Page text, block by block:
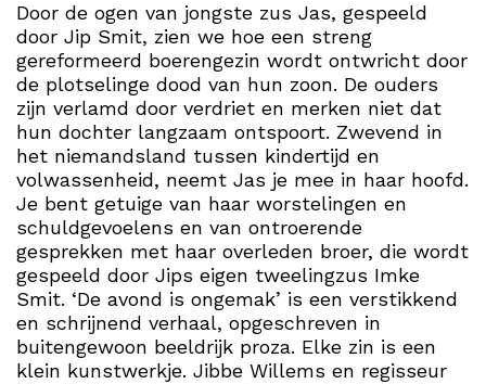
Door de ogen van jongste zus Jas, gespeeld
door Jip Smit, zien we hoe een streng
gereformeerd boerengezin wordt ontwricht door
de plotselinge dood van hun zoon. De ouders
zijn verlamd door verdriet en merken niet dat
hun dochter langzaam ontspoort. Zwevend in
het niemandsland tussen kindertijd en
volwassenheid, neemt Jas je mee in haar hoofd.
Je bent getuige van haar worstelingen en
schuldgevoelens en van ontroerende
gesprekken met haar overleden broer, die wordt
gespeeld door Jips eigen tweelingzus Imke
Smit. ‘De avond is ongemak’ is een verstikkend
en schrijnend verhaal, opgeschreven in
buitengewoon beeldrijk proza. Elke zin is een
klein kunstwerkje. Jibbe Willems en regisseur